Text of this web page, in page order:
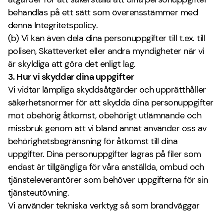
behandlas på ett sätt som överensstämmer med
denna Integritetspolicy.
(b) Vi kan även dela dina personuppgifter till t.ex. till
polisen, Skatteverket eller andra myndigheter när vi
är skyldiga att göra det enligt lag.
3. Hur vi skyddar dina uppgifter
Vi vidtar lämpliga skyddsåtgärder och upprätthåller
säkerhetsnormer för att skydda dina personuppgifter
mot obehörig åtkomst, obehörigt utlämnande och
missbruk genom att vi bland annat använder oss av
behörighetsbegränsning för åtkomst till dina
uppgifter. Dina personuppgifter lagras på filer som
endast är tillgängliga för våra anställda, ombud och
tjänsteleverantörer som behöver uppgifterna för sin
tjänsteutövning.
Vi använder tekniska verktyg så som brandväggar